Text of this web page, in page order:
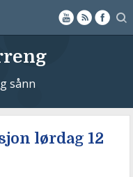
sånn
lørdag 12